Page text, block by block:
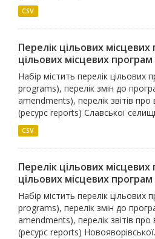
CSV
Перелік цільових
цільових місцевих програм
Набір містить перелік цільових
programs), перелік змін до
amendments), перелік звітів
(ресурс reports) Славської
CSV
Перелік цільових
цільових місцевих програм
Набір містить перелік цільових
programs), перелік змін до
amendments), перелік звітів
(ресурс reports)